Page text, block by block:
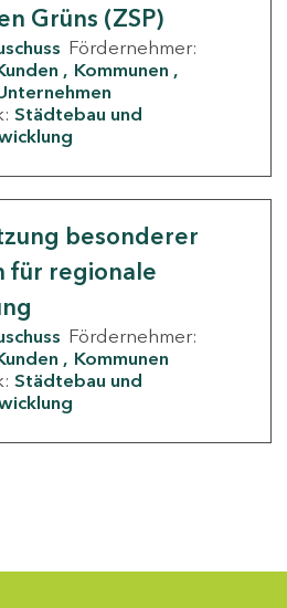
Grüns (ZSP)
Fördernehmer:
Kommunen
Städtebau und
besonderer
für regionale
Fördernehmer:
Kommunen
Städtebau und